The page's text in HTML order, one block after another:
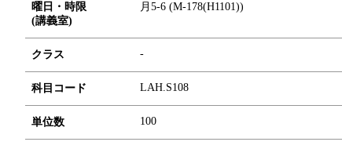
曜日・時限
(講義室)
月5-6 (M-178(H1101))
クラス -
科目コード LAH.S108
単位数 100